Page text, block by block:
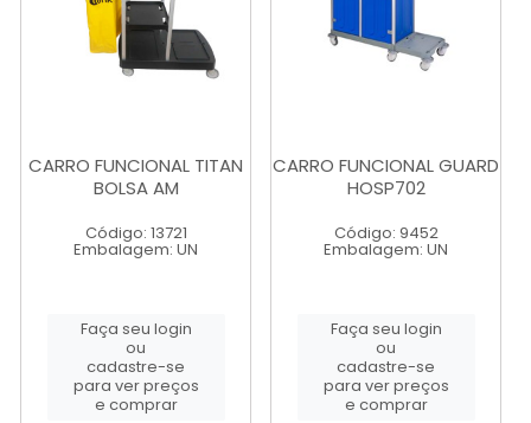
CARRO FUNCIONAL TITAN
BOLSA AM
Código: 13721
Embalagem: UN
Faça seu login
ou
cadastre-se
para ver preços
e comprar
CARRO FUNCIONAL GUARD
HOSP702
Código: 9452
Embalagem: UN
Faça seu login
ou
cadastre-se
para ver preços
e comprar